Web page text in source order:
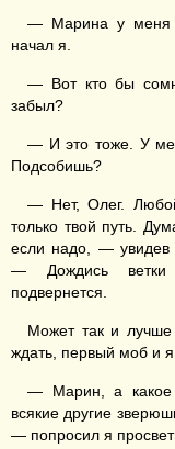
— Марина у меня
начал я.
— Вот кто бы
забыл?
— И это тоже. У
Подсобишь?
— Нет, Олег.
только твой путь.
если надо, — увидев
— Дождись ветки
подвернется.
Может так и
ждать, первый моб и я
— Марин, а какое
всякие другие
— попросил я